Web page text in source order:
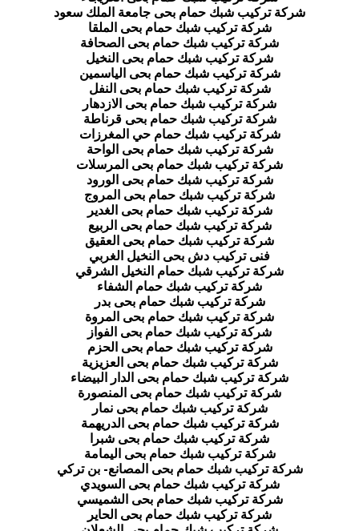
شركة تركيب شبك حمام بحى جامعة الملك سعود
شركة تركيب شبك حمام بحى الملقا
شركة تركيب شبك حمام بحى الصحافة
شركة تركيب شبك حمام بحى النخيل
شركة تركيب شبك حمام بحى الياسمين
شركة تركيب شبك حمام بحى النفل
شركة تركيب شبك حمام بحى الازدهار
شركة تركيب شبك حمام بحى قرناطة
شركة تركيب شبك حمام حي المغرزات
شركة تركيب شبك حمام بحى الواحة
شركة تركيب شبك حمام بحى المرسلات
شركة تركيب شبك حمام بحى الورود
شركة تركيب شبك حمام بحى المروج
شركة تركيب شبك حمام بحى الغدير
شركة تركيب شبك حمام بحى الربيع
شركة تركيب شبك حمام بحى العقيق
فنى تركيب دش بحى النخيل الغربي
شركة تركيب شبك حمام النخيل الشرقي
شركة تركيب شبك حمام الشفاء
شركة تركيب شبك حمام بحى بدر
شركة تركيب شبك حمام بحى المروة
شركة تركيب شبك حمام بحى الفواز
شركة تركيب شبك حمام بحى الحزم
شركة تركيب شبك حمام بحى العزيزية
شركة تركيب شبك حمام بحى الدار البيضاء
شركة تركيب شبك حمام بحى المنصورة
شركة تركيب شبك حمام بحى نمار
شركة تركيب شبك حمام بحى الدريهمة
شركة تركيب شبك حمام بحى شبرا
شركة تركيب شبك حمام بحى اليمامة
شركة تركيب شبك حمام بحى المصانع- بن تركي
شركة تركيب شبك حمام بحى السويدي
شركة تركيب شبك حمام بحى الشميسي
شركة تركيب شبك حمام بحى الحاير